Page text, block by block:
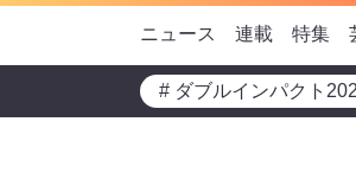
ニュース 連載 特集
# ダブルインパクト